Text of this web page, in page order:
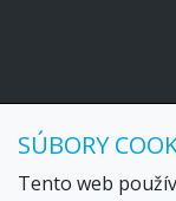
Maldivy.sk je
Sídlo:
SÚBORY
Tento web